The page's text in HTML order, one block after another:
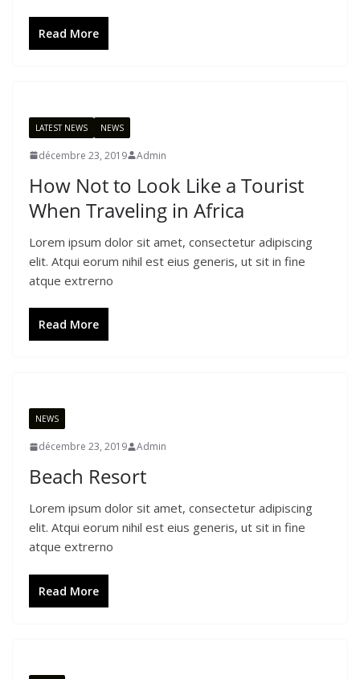
Read More
LATEST NEWS NEWS
décembre 23, 2019 Admin
How Not to Look Like a Tourist
When Traveling in Africa
Lorem ipsum dolor sit amet, consectetur adipiscing
elit. Atqui eorum nihil est eius generis, ut sit in fine
atque extrerno
Read More
NEWS
décembre 23, 2019 Admin
Beach Resort
Lorem ipsum dolor sit amet, consectetur adipiscing
elit. Atqui eorum nihil est eius generis, ut sit in fine
atque extrerno
Read More